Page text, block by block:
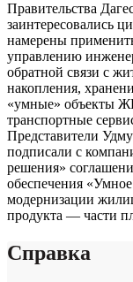
Правительства
заинтересовались
намерены
управлению
обратной связи с
накопления,
«умные» объекты
транспортные
Представители
подписали с
решения»
обеспечения
модернизации
продукта — части
Справка